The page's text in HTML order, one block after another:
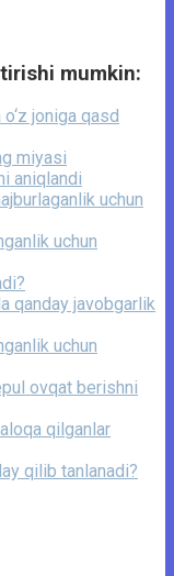
mumkin:
joniga qasd
miyasi
aniqlandi
uchun
uchun
qanday javobgarlik
uchun
ovqat berishni
qilganlar
qilib tanlanadi?